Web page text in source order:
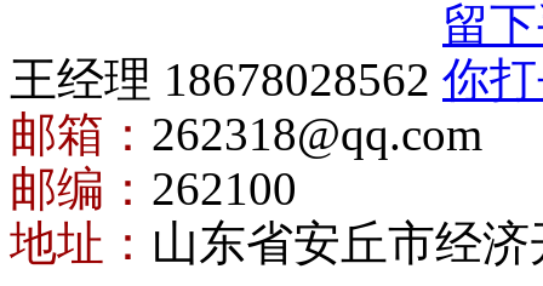
王经理 18678028562
邮箱： 262318@qq.com
邮编： 262100
地址： 山东省安丘市经